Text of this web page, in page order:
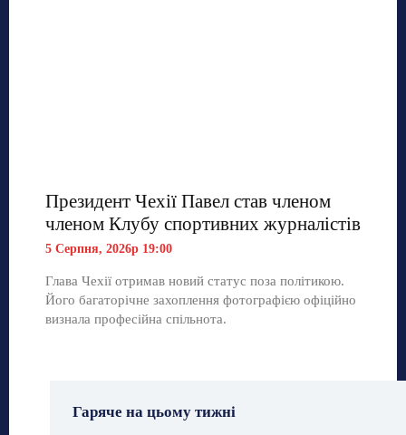
Президент Чехії Павел став членом
членом Клубу спортивних журналістів
5 Серпня, 2026р 19:00
Глава Чехії отримав новий статус поза політикою.
Його багаторічне захоплення фотографією офіційно
визнала професійна спільнота.
Гаряче на цьому тижні